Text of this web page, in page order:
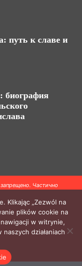
путь к славе и
биография
Частично
Klikając „Zezwól na
plików cookie na
w witrynie,
działaniach